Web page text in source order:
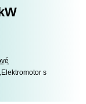
Elektromotor s